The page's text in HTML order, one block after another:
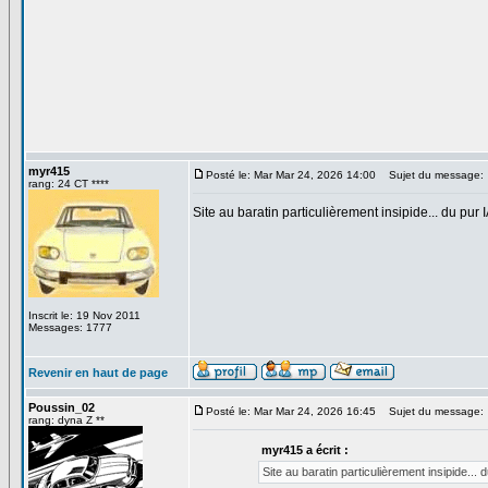
myr415
rang: 24 CT ****
Inscrit le: 19 Nov 2011
Messages: 1777
Posté le: Mar Mar 24, 2026 14:00 Sujet du message:
Site au baratin particulièrement insipide... du pur
Revenir en haut de page
Poussin_02
rang: dyna Z **
Posté le: Mar Mar 24, 2026 16:45 Sujet du message:
myr415 a écrit :
Site au baratin particulièrement insipide...